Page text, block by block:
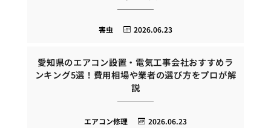
2026.06.23
害虫
愛知県のエアコン設置・電気工事会社おすすめラ
ンキング5選！費用相場や業者の選び方をプロが解
説
2026.06.23
エアコン修理